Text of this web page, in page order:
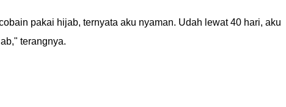
pakai hijab, ternyata aku nyaman. Udah lewat 40 hari, aku
terangnya.